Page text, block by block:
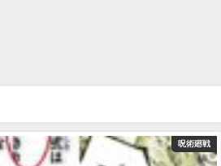
呪術廻戦